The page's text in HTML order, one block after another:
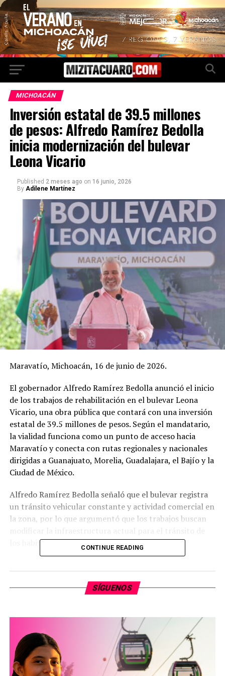
MICHOACÁN
Inversión estatal de 39.5 millones
de pesos: Alfredo Ramírez Bedolla
inicia modernización del bulevar
Leona Vicario
Published 2 meses ago on 16 junio, 2026
By Adilene Martínez
Maravatío, Michoacán, 16 de junio de 2026.
El gobernador Alfredo Ramírez Bedolla anunció el inicio
de los trabajos de rehabilitación en el bulevar Leona
Vicario, una obra pública que contará con una inversión
estatal de 39.5 millones de pesos. Según el mandatario,
la vialidad funciona como un punto de acceso hacia
Maravatío y conecta con rutas regionales y nacionales
dirigidas a Guanajuato, Morelia, Guadalajara, el Bajío y la
Ciudad de México.
Alfredo Ramírez Bedolla señaló que el bulevar registra
un tránsito vehicular constante y actividad comercial en
la zona, por lo que argumentó que los trabajos buscan
los habitantes y usuarios diarios.
técnico contempla criterios de movilidad integral. De
señalización orientada a peatones, ciclistas y personas
con discapacidad o movilidad reducida. Asimismo, estimó
que la intervención tiene un alcance directo para 10 mil
500 habitantes de la localidad.
CONTINUE READING
SÍGUENOS